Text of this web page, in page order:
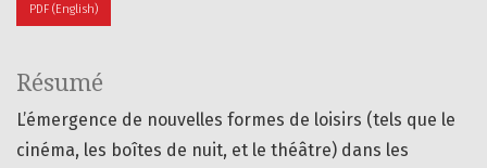
PDF (English)
Résumé
L’émergence de nouvelles formes de loisirs (tels que le
cinéma, les boîtes de nuit, et le théâtre) dans les